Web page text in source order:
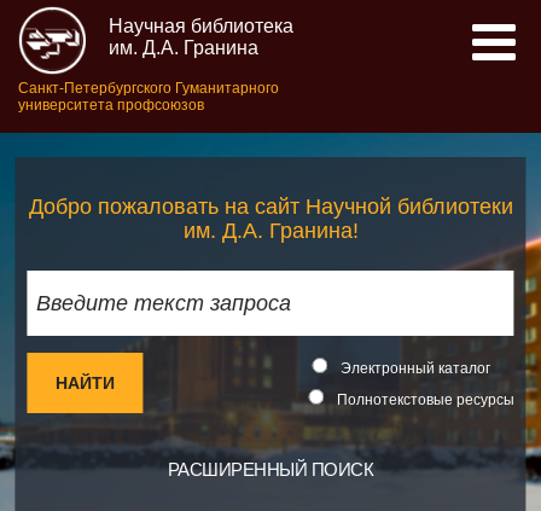
Научная библиотека
им. Д.А. Гранина
Санкт-Петербургского Гуманитарного
университета профсоюзов
Добро пожаловать на сайт Научной библиотеки
им. Д.А. Гранина!
Электронный каталог
Полнотекстовые ресурсы
РАСШИРЕННЫЙ ПОИСК